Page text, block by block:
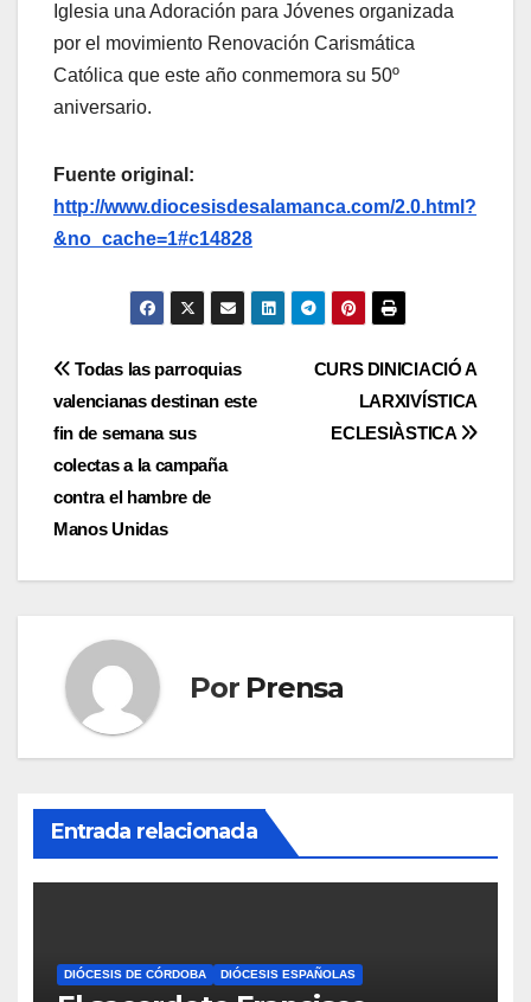
Iglesia una Adoración para Jóvenes organizada
por el movimiento Renovación Carismática
Católica que este año conmemora su 50º
aniversario.
Fuente original:
http://www.diocesisdesalamanca.com/2.0.html?
&no_cache=1#c14828
Navegación
de
entradas
CURS DINICIACIÓ A
LARXIVÍSTICA
ECLESIÀSTICA
Todas las parroquias
valencianas destinan este
fin de semana sus
colectas a la campaña
contra el hambre de
Manos Unidas
Por Prensa
Entrada relacionada
DIÓCESIS DE CÓRDOBA DIÓCESIS ESPAÑOLAS